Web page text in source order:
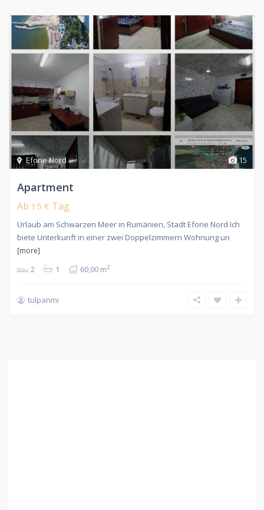
15
Eforie Nord
Apartment
Ab 15 € Tag
Urlaub am Schwarzen Meer in Rumänien, Stadt Eforie Nord Ich
biete Unterkunft in einer zwei Doppelzimmern Wohnung un
[more]
2 1 60,00 m2
tulpanmi